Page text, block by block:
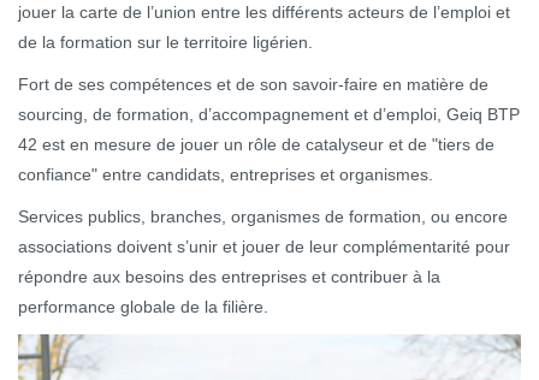
jouer la carte de l’union entre les différents acteurs de l’emploi et
de la formation sur le territoire ligérien.
Fort de ses compétences et de son savoir-faire en matière de
sourcing, de formation, d’accompagnement et d’emploi, Geiq BTP
42 est en mesure de jouer un rôle de catalyseur et de "tiers de
confiance" entre candidats, entreprises et organismes.
Services publics, branches, organismes de formation, ou encore
associations doivent s’unir et jouer de leur complémentarité pour
répondre aux besoins des entreprises et contribuer à la
performance globale de la filière.